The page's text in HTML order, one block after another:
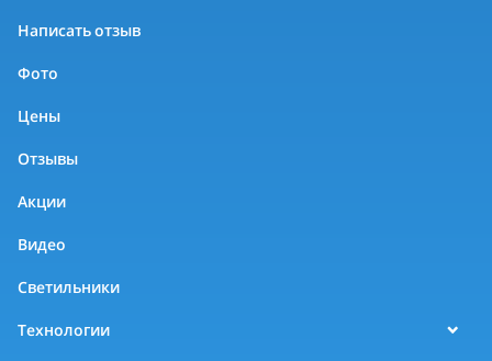
Написать отзыв
Фото
Цены
Отзывы
Акции
Видео
Светильники
Технологии